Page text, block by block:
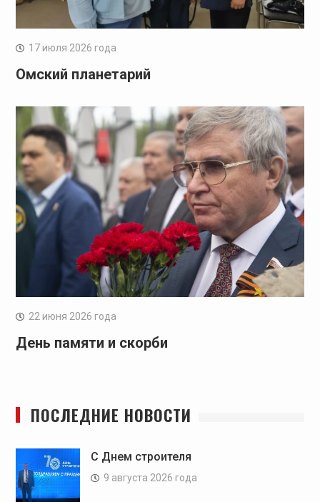
17 июля 2026 года
Омский планетарий
22 июня 2026 года
День памяти и скорби
ПОСЛЕДНИЕ НОВОСТИ
C Днем строителя
9 августа 2026 года